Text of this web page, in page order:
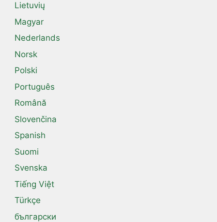
Lietuvių
Magyar
Nederlands
Norsk
Polski
Português
Română
Slovenčina
Spanish
Suomi
Svenska
Tiếng Việt
Türkçe
български